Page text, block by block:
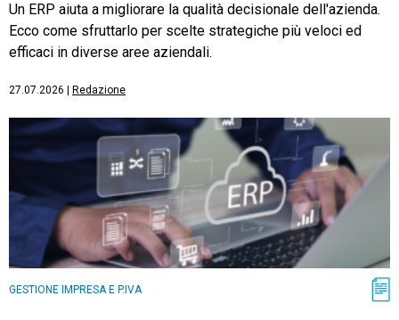
Un ERP aiuta a migliorare la qualità decisionale dell'azienda.
Ecco come sfruttarlo per scelte strategiche più veloci ed
efficaci in diverse aree aziendali.
27.07.2026 Redazione
GESTIONE IMPRESA E P.IVA